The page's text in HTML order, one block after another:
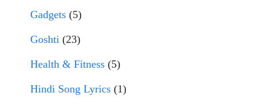
Gadgets (5)
Goshti (23)
Health & Fitness (5)
Hindi Song Lyrics (1)